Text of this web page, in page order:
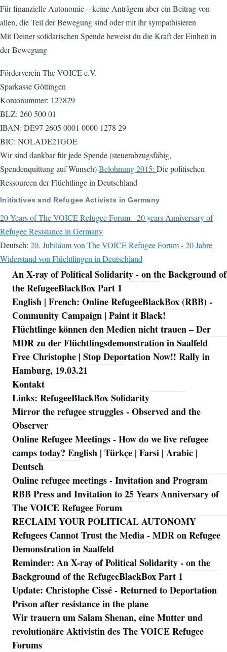
Für finanzielle Autonomie – keine Anträgem aber ein Beitrag von
allen, die Teil der Bewegung sind oder mit ihr sympathisieren
Mit Deiner solidarischen Spende beweist du die Kraft der Einheit in
der Bewegung
Förderverein The VOICE e.V.
Sparkasse Göttingen
Kontonummer: 127829
BLZ: 260 500 01
IBAN: DE97 2605 0001 0000 1278 29
BIC: NOLADE21GOE
Wir sind dankbar für jede Spende (steuerabzugsfähig,
Spendenquittung auf Wunsch)Belohnung 2015: Die politischen
Ressourcen der Flüchtlinge in Deutschland
Initiatives and Refugee Activists in Germany
20 Years of The VOICE Refugee Forum - 20 years Anniversary of
Refugee Resistance in Germany
Deutsch: 20. Jubiläum von The VOICE Refugee Forum - 20 Jahre
Widerstand von Flüchtlingen in Deutschland
Navigation
An X-ray of Political Solidarity - on the Background of
the RefugeeBlackBox Part 1
English | French: Online RefugeeBlackBox (RBB) -
Community Campaign | Paint it Black!
Flüchtlinge können den Medien nicht trauen – Der
MDR zu der Flüchtlingsdemonstration in Saalfeld
Free Christophe | Stop Deportation Now!! Rally in
Hamburg, 19.03.21
Kontakt
Links: RefugeeBlackBox Solidarity
Mirror the refugee struggles - Observed and the
Observer
Online Refugee Meetings - How do we live refugee
camps today? English | Türkçe | Farsi | Arabic |
Deutsch
Online refugee meetings - Invitation and Program
RBB Press and Invitation to 25 Years Anniversary of
The VOICE Refugee Forum
RECLAIM YOUR POLITICAL AUTONOMY
Refugees Cannot Trust the Media - MDR on Refugee
Demonstration in Saalfeld
Reminder: An X-ray of Political Solidarity - on the
Background of the RefugeeBlackBox Part 1
Update: Christophe Cissé - Returned to Deportation
Prison after resistance in the plane
Wir trauern um Salam Shenan, eine Mutter und
revolutionäre Aktivistin des The VOICE Refugee
Forums